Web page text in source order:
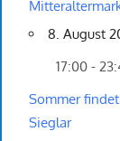
8. August
17:00 -
Sommer
Sieglar